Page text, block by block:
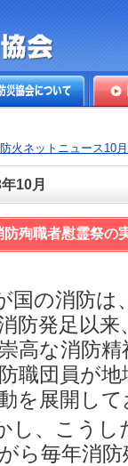
火・防
防火ネットニュース10
10月
防殉職者慰霊祭の
国の消防は
防発⾜以来
⾼な消防
職団員が
を展開し
し、こうし
ら毎年消